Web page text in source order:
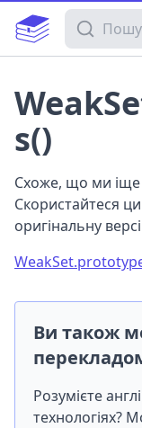
Пошук у
s()
Схоже, що ми іще
Скористайтеся
оригінальну
Ви також
Розумієте
технологіях?